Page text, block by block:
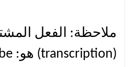
ملاحظة: الفعل